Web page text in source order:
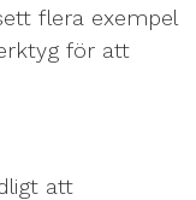
flera exempel
för att
att